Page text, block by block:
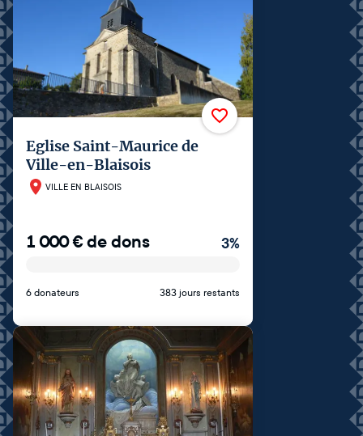
Eglise Saint-Maurice de
Ville-en-Blaisois
VILLE EN BLAISOIS
1 000€de dons 3%
6 donateurs 383 jours restants